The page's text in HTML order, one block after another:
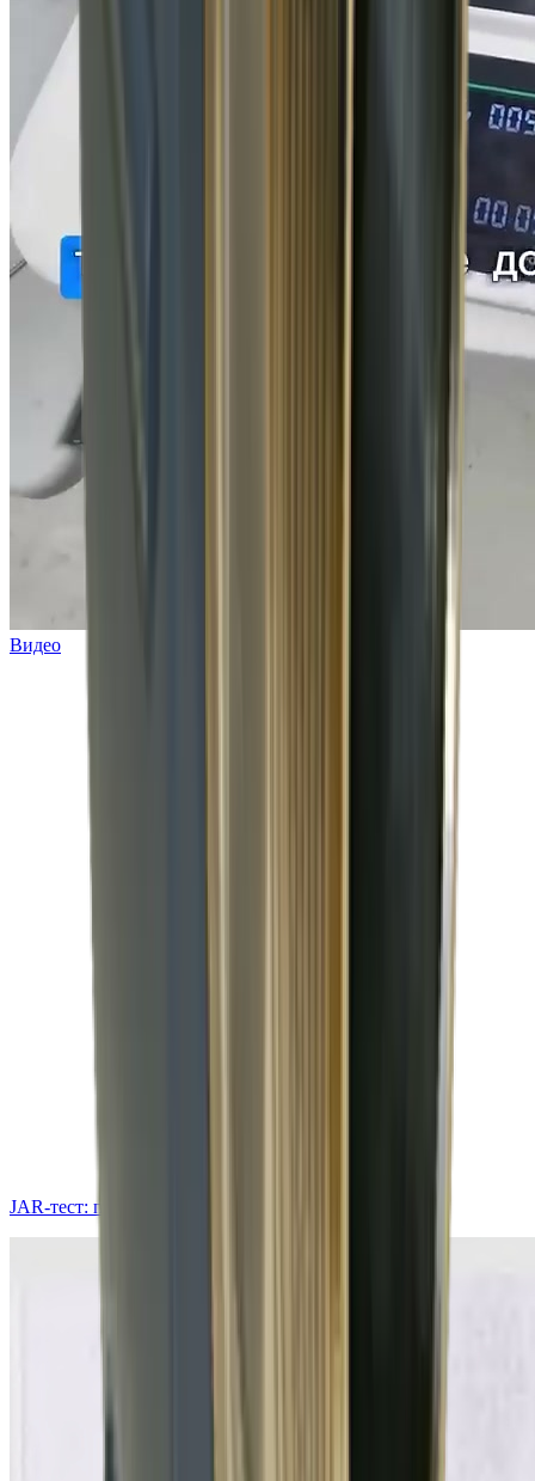
Видео
JAR-тест: пробная коагуляция воды